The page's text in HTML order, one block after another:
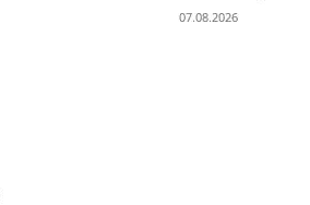
07.08.2026